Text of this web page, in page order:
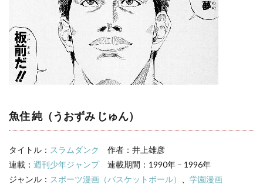
おず
み じ
ゅ
ん）
純の
名
名セ
リフ
3
魚住 純（うおずみ じゅん）
タイトル： スラムダンク
作者：井上雄彦
連載： 週刊少年ジャンプ連載期間：1990年 – 1996年
ジャンル： スポーツ漫画（バスケットボール） 学園漫画